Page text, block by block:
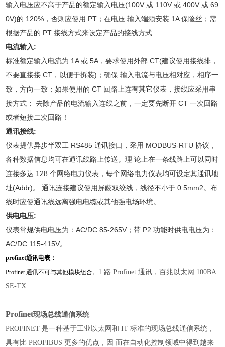
输入电压应不高于产品的额定输入电压(100V 或 110V 或 400V 或 69
0V)的 120%，否则应使用 PT；在电压 输入端须安装 1A 保险丝；需
根据产品的 PT 接线方式来设定产品的接线方式
电流输入:
标准额定输入电流为 1A 或 5A，要求使用外部 CT(建议使用接线排，
不要直接接 CT，以便于拆装)；确保 输入电流与电压相对应，相序一
致，方向一致；如果使用的 CT 回路上连有其它仪表，接线应采用串
接方式； 去除产品的电流输入连线之前，一定要先断开 CT 一次回路
或者短接二次回路！
通讯接线:
仪表提供异步半双工 RS485 通讯接口，采用 MODBUS-RTU 协议，
各种数据信息均可在通讯线路上传送。理 论上在一条线路上可以同时
连接多达 128 个网络电力仪表，每个网络电力仪表均可设定其通讯地
址(Addr)。 通讯连接建议使用屏蔽双绞线，线径不小于 0.5mm2。布
线时应使通讯线远离强电电缆或其他强电场环境。
供电电压:
仪表常规供电电压为：AC/DC 85-265V；带 P2 功能时供电电压为：
AC/DC 115-415V。
profinet通讯电表：
Profinet 通讯不可与其他模块组合。 1 路 Profinet 通讯，百兆以太网 100BA
SE-TX
Profinet现场总线通信系统
PROFINET 是一种基于工业以太网和 IT 标准的现场总线通信系统，
具有比 PROFIBUS 更多的优点，因 而在自动化控制领域中得到越来